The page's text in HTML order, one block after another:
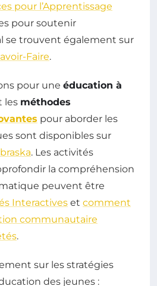
pour l’Apprentissage
pour soutenir
se trouvent également sur
Faire.
pour une éducation à
les méthodes
pour aborder les
sont disponibles sur
. Les activités
la compréhension
peuvent être
Interactives et comment
communautaire
.
sur les stratégies
des jeunes :